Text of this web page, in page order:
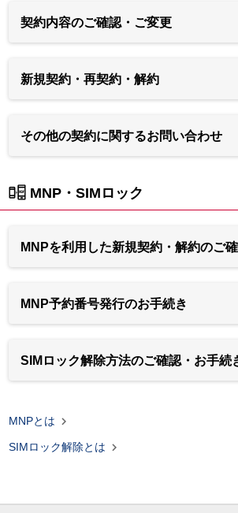
契約内容のご確認・ご変更
新規契約・再契約・解約
その他の契約に関するお問い合わせ
MNP・SIMロック
MNPを利用した新規契約・解約のご
MNP予約番号発行のお手続き
SIMロック解除方法のご確認・お手続
MNPとは 
SIMロック解除とは 